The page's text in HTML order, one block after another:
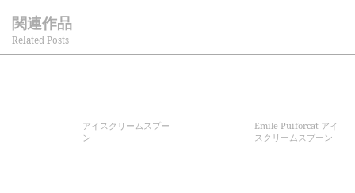
関連作品
Related Posts
アイスクリームスプー
ン
Emile Puiforcat アイ
スクリームスプーン